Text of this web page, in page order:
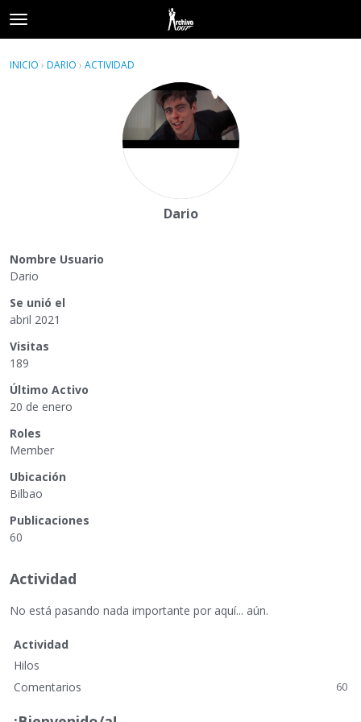
t
o
gAcceder Registrarse
INICIO › DARIO › ACTIVIDAD
Dario
Nombre Usuario
Dario
Se unió el
abril 2021
Visitas
189
Último Activo
20 de enero
Roles
Member
Ubicación
Bilbao
Publicaciones
60
Actividad
No está pasando nada importante por aquí... aún.
Actividad
Hilos
Comentarios
60